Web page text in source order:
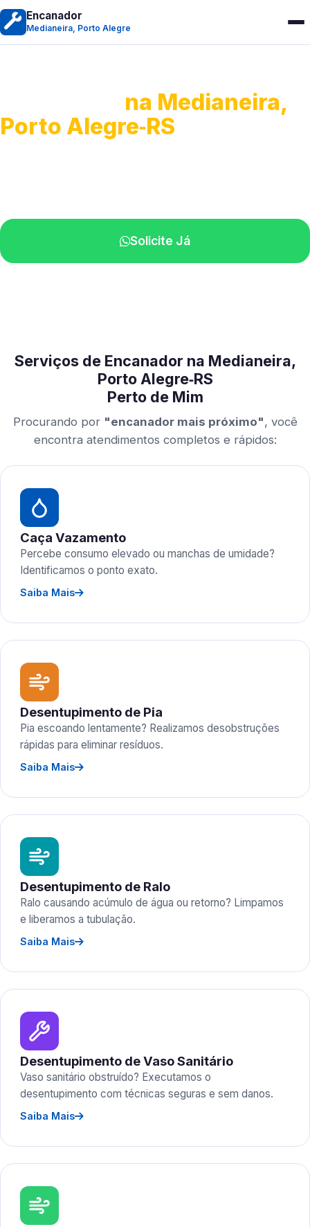
Encanador
Medianeira, Porto Alegre
na Medianeira,
Porto Alegre‑RS
Solicite Já
Serviços de Encanador na Medianeira,
Porto Alegre‑RS
Perto de Mim
Procurando por "encanador mais próximo", você
encontra atendimentos completos e rápidos:
Caça Vazamento
Percebe consumo elevado ou manchas de umidade?
Identificamos o ponto exato.
Saiba Mais
Desentupimento de Pia
Pia escoando lentamente? Realizamos desobstruções
rápidas para eliminar resíduos.
Saiba Mais
Desentupimento de Ralo
Ralo causando acúmulo de água ou retorno? Limpamos
e liberamos a tubulação.
Saiba Mais
Desentupimento de Vaso Sanitário
Vaso sanitário obstruído? Executamos o
desentupimento com técnicas seguras e sem danos.
Saiba Mais